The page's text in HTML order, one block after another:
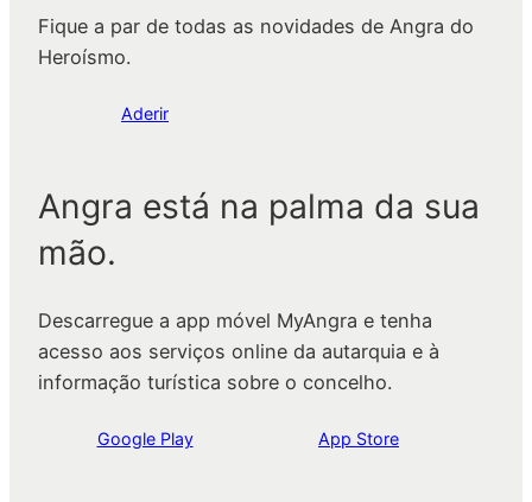
Fique a par de todas as novidades de Angra do
Heroísmo.
Aderir
Angra está na palma da sua
mão.
Descarregue a app móvel MyAngra e tenha
acesso aos serviços online da autarquia e à
informação turística sobre o concelho.
Google Play App Store